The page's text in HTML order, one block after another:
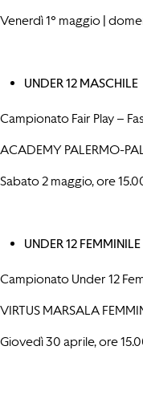
Venerdì 1° maggio |
UNDER 12 MASCHILE
Campionato Fair Play –
ACADEMY PALERMO-
Sabato 2 maggio, ore
UNDER 12 FEMMINILE
Campionato Under 12
VIRTUS MARSALA
Giovedì 30 aprile, ore